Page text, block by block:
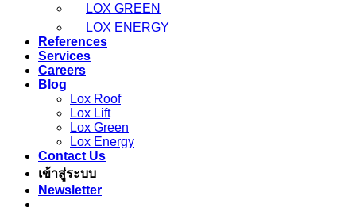
LOX GREEN
LOX ENERGY
References
Services
Careers
Blog
Lox Roof
Lox Lift
Lox Green
Lox Energy
Contact Us
เข้าสู่ระบบ
Newsletter